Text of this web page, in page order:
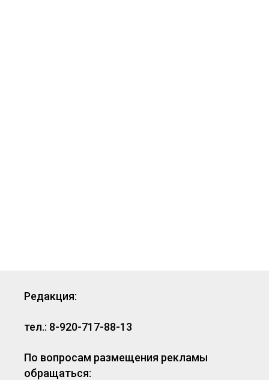
Редакция:
тел.: 8-920-717-88-13
По вопросам размещения рекламы
обращаться: